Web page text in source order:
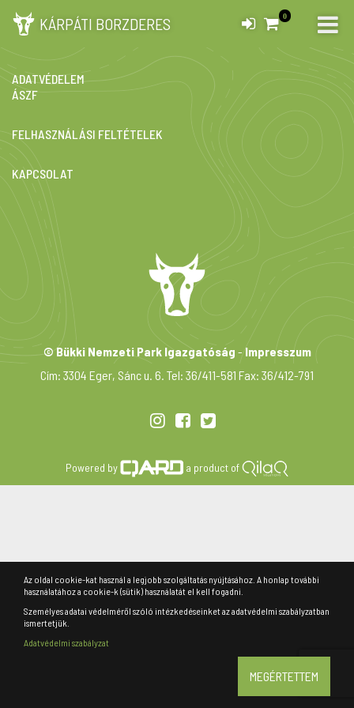
KÁRPÁTI BORZDERES 0
IMPRESSZUM
ADATVÉDELEM
ÁSZF
FELHASZNÁLÁSI FELTÉTELEK
KAPCSOLAT
© Bükki Nemzeti Park Igazgatóság -Impresszum
Cím: 3304 Eger, Sánc u. 6. Tel: 36/411-581 Fax: 36/412-791
Powered by a product of
Az oldal cookie-kat használ a legjobb szolgáltatás nyújtásához. A honlap további
használatához a cookie-k (sütik) használatát el kell fogadni.
Személyes adatai védelméről szóló intézkedéseinket az adatvédelmi szabályzatban
ismertetjük.
Adatvédelmi szabályzat
MEGÉRTETTEM